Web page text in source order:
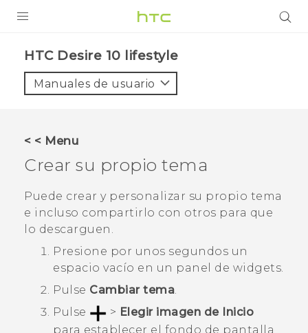
VIVE
AYUDA
HTC Devices & Accessories
Video Tutorials
HTC Desire 10 lifestyle‎
Manuales de usuario
< < Menu
Crear su propio tema
Puede crear y personalizar su propio tema
e incluso compartirlo con otros para que
lo descarguen.
Presione por unos segundos un
espacio vacío en un panel de widgets.
Pulse Cambiar tema.
Pulse
> Elegir imagen de Inicio
para establecer el fondo de pantalla